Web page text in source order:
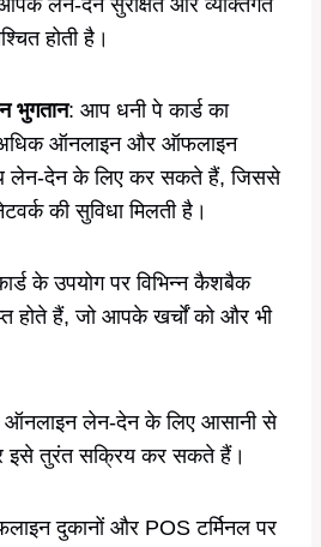
होती है।
भुगतान: आप धनी पे कार्ड का
अधिक ऑनलाइन और ऑफलाइन
लेन-देन के लिए कर सकते हैं, जिससे
की सुविधा मिलती है।
के उपयोग पर विभिन्न कैशबैक
होते हैं, जो आपके खर्चों को और भी
लेन-देन के लिए आसानी से
तुरंत सक्रिय कर सकते हैं।
दुकानों और POS टर्मिनल पर